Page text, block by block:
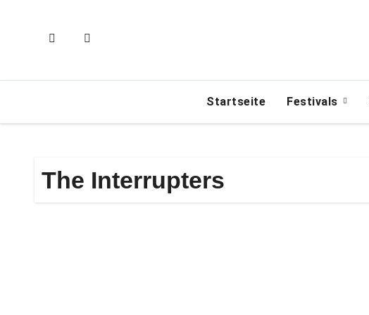
Startseite Festivals
The Interrupters